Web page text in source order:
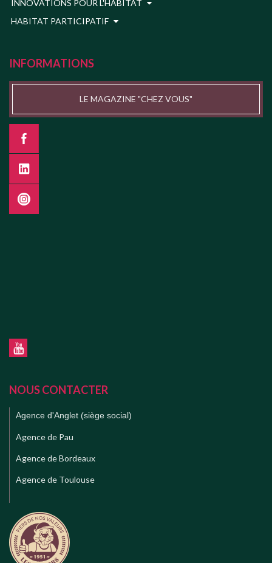
INNOVATIONS POUR L'HABITAT
HABITAT PARTICIPATIF
INFORMATIONS
LE MAGAZINE "CHEZ VOUS"
NOUS CONTACTER
Agence d'Anglet (siège social)
Agence de Pau
Agence de Bordeaux
Agence de Toulouse